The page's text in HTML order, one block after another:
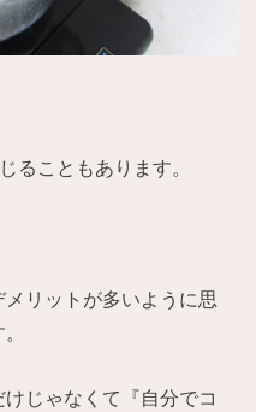
ることもあります。
リットが多いように思
じゃなくて『自分でコ